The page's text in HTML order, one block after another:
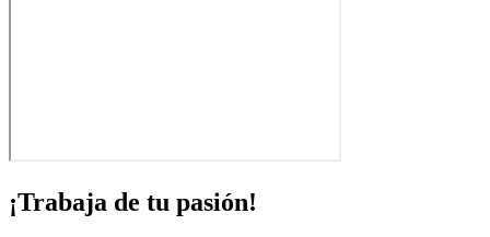
¡Trabaja de tu pasión!